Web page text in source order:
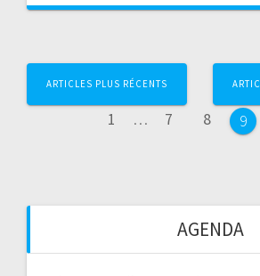
ARTICLES PLUS RÉCENTS
Page
1 …
Page
7
Page
8
Page
9
Page
AGENDA